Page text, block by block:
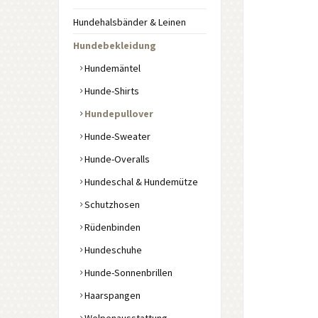
Hundehalsbänder & Leinen
Hundebekleidung
Hundemäntel
Hunde-Shirts
Hundepullover
Hunde-Sweater
Hunde-Overalls
Hundeschal & Hundemütze
Schutzhosen
Rüdenbinden
Hundeschuhe
Hunde-Sonnenbrillen
Haarspangen